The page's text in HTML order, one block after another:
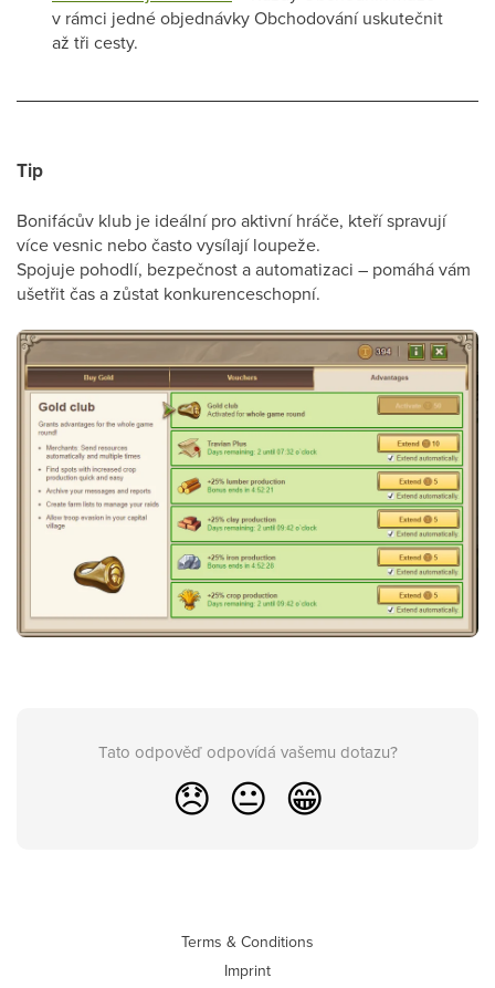
v rámci jedné objednávky Obchodování uskutečnit
až tři cesty.
Tip
Bonifácův klub je ideální pro aktivní hráče, kteří spravují
více vesnic nebo často vysílají loupeže.
Spojuje pohodlí, bezpečnost a automatizaci – pomáhá vám
ušetřit čas a zůstat konkurenceschopní.
Tato odpověď odpovídá vašemu dotazu?
😞 😐 😁
Terms & Conditions
Imprint